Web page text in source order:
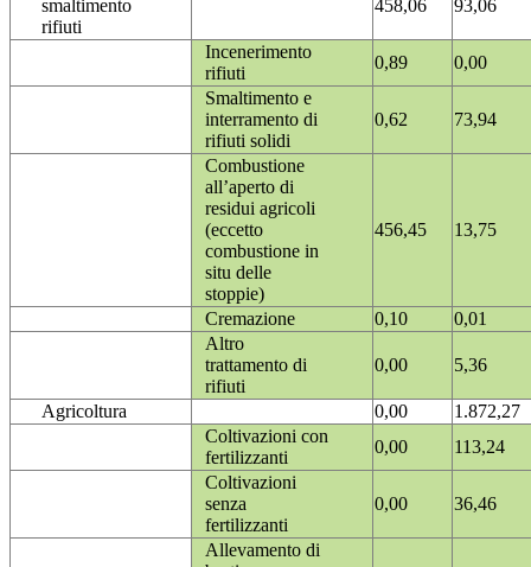
smaltimento
rifiuti
458,06 93,06
Incenerimento
rifiuti
0,89
0,00
Smaltimento e
interramento di
rifiuti solidi
0,62 73,94
Combustione
all’aperto di
residui agricoli
(eccetto
combustione in
situ delle
stoppie)
456,45 13,75
Cremazione 0,10
0,01
Altro
trattamento di
rifiuti
0,00 5,36
Agricoltura 0,00
1.872,27
Coltivazioni con
fertilizzanti
0,00
113,24
Coltivazioni
senza
fertilizzanti
0,00 36,46
Allevamento di